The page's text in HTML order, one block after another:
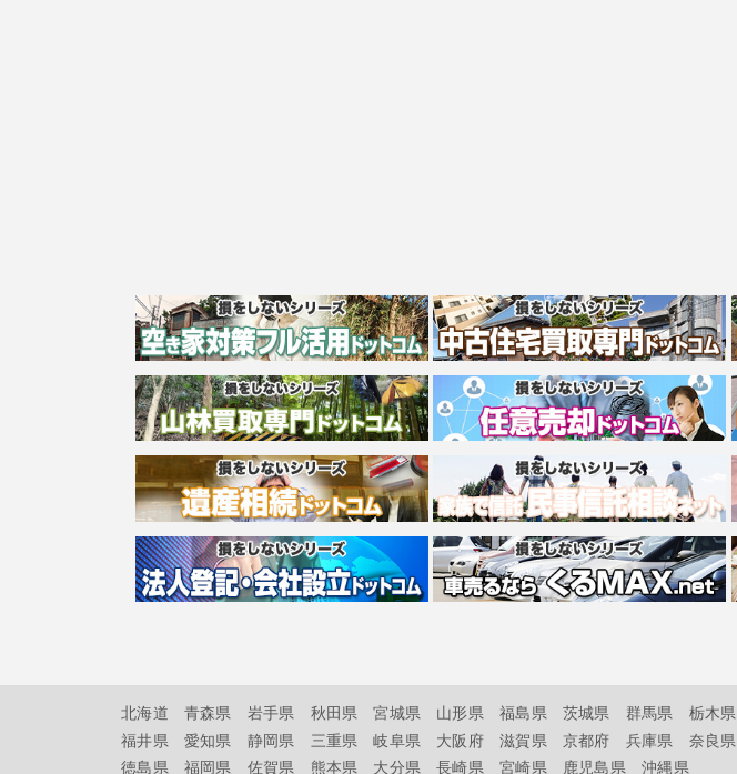
北海道 青森県 岩手県 秋田県 宮城県 山形県 福島県 茨城県 群馬県 栃木県
福井県
愛知県 静岡県 三重県 岐阜県 大阪府 滋賀県 京都府 兵庫県 奈良県
徳島県
福岡県 佐賀県 熊本県 大分県 長崎県 宮崎県 鹿児島県 沖縄県